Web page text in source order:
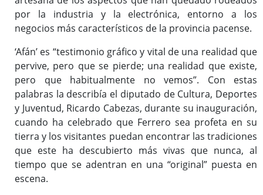
por la industria y la electrónica, entorno a los
negocios más característicos de la provincia pacense.
‘Afán’ es “testimonio gráfico y vital de una realidad que
pervive, pero que se pierde; una realidad que existe,
pero que habitualmente no vemos”. Con estas
palabras la describía el diputado de Cultura, Deportes
y Juventud, Ricardo Cabezas, durante su inauguración,
cuando ha celebrado que Ferrero sea profeta en su
tierra y los visitantes puedan encontrar las tradiciones
que este ha descubierto más vivas que nunca, al
tiempo que se adentran en una “original” puesta en
escena.